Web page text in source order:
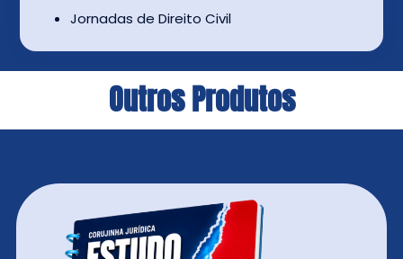
Jornadas de Direito Civil
Outros Produtos